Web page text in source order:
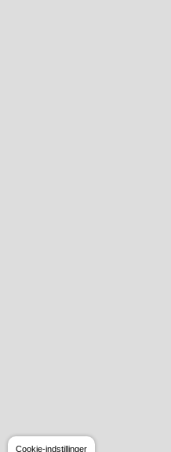
Cookie-indstillinger